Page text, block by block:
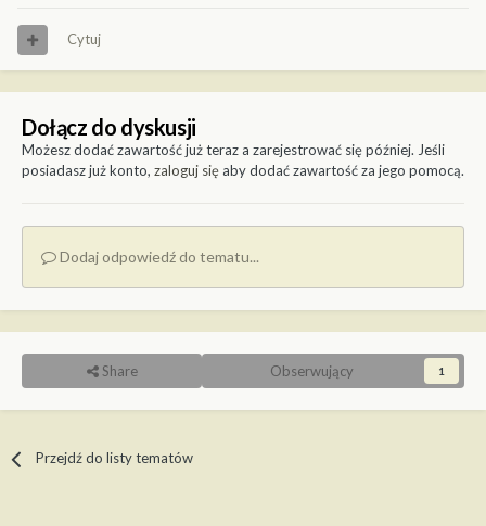
Cytuj
Dołącz do dyskusji
Możesz dodać zawartość już teraz a zarejestrować się później. Jeśli
posiadasz już konto, zaloguj sięaby dodać zawartość za jego pomocą.
Dodaj odpowiedź do tematu...
Share Obserwujący 1
Przejdź do listy tematów